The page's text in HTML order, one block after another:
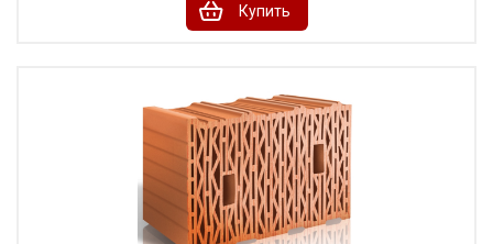
Купить